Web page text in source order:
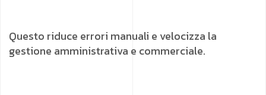
Questo riduce errori manuali e velocizza la
gestione amministrativa e commerciale.